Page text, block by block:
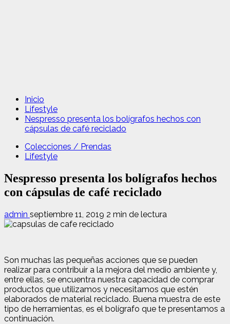
Inicio
Lifestyle
Nespresso presenta los bolígrafos hechos con
cápsulas de café reciclado
Colecciones / Prendas
Lifestyle
Nespresso presenta los bolígrafos hechos
con cápsulas de café reciclado
admin septiembre 11, 2019 2 min de lectura
Son muchas las pequeñas acciones que se pueden
realizar para contribuir a la mejora del medio ambiente y,
entre ellas, se encuentra nuestra capacidad de comprar
productos que utilizamos y necesitamos que estén
elaborados de material reciclado. Buena muestra de este
tipo de herramientas, es el bolígrafo que te presentamos a
continuación.